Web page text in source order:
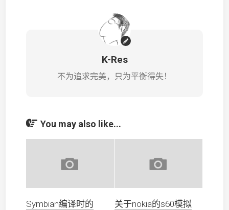
K-Res
不为追求完美，只为平衡得失！
You may also like...
Symbian编译时的
关于nokia的s60模拟